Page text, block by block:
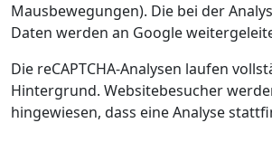
Mausbewegungen). Die bei der
Daten werden an Google
Die reCAPTCHA-Analysen laufen
Hintergrund. Websitebesucher
hingewiesen, dass eine Analyse